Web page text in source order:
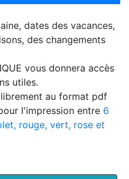
dates des vacances,
des changements
vous donnera accès
utiles.
au format pdf
l'impression entre 6
rouge, vert, rose et